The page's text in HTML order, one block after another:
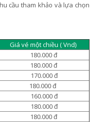
cầu tham khảo và lựa chọn
Giá vé một chiều ( Vnd)
180.000 đ
180.000 đ
170.000 đ
180.000 đ
160.000 đ
180.000 đ
180.000 đ